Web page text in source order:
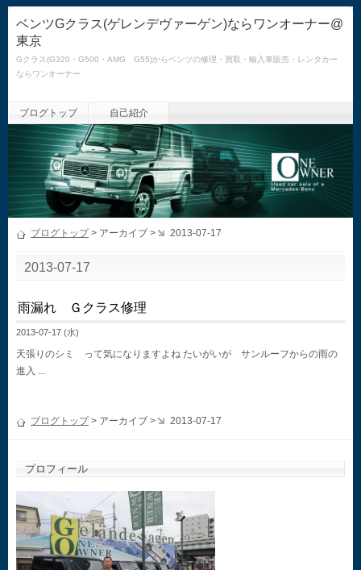
ベンツGクラス(ゲレンデヴァーゲン)ならワンオーナー@
東京
Gクラス(G320・G500・AMG G55)からベンツの修理・買取・輸入車販売・レンタカー
ならワンオーナー
ブログトップ 自己紹介
ブログトップ> アーカイブ > 2013-07-17
2013-07-17
雨漏れ Ｇクラス修理
2013-07-17 (水)
天張りのシミ って気になりますよね たいがいが サンルーフからの雨の
進入 ...
ブログトップ> アーカイブ > 2013-07-17
プロフィール